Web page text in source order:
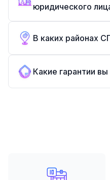
юридического
В каких районах
Какие гарантии